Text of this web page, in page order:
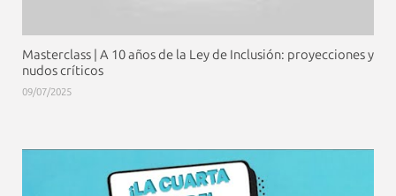
Masterclass | A 10 años de la Ley de Inclusión: proyecciones y
nudos críticos
09/07/2025